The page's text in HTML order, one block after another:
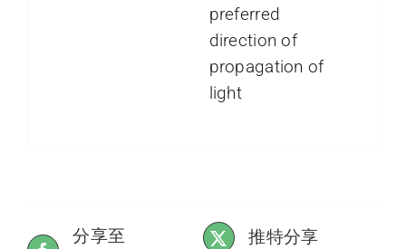
preferred
direction of
propagation of
light
分享至
推特分享